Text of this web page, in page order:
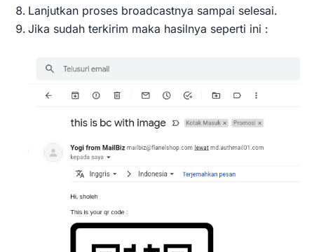
Lanjutkan proses broadcastnya sampai selesai.
Jika sudah terkirim maka hasilnya seperti ini :